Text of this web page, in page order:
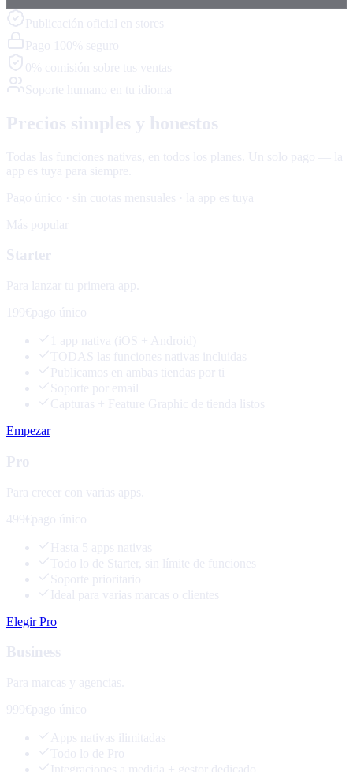
Publicación oficial en stores
Pago 100% seguro
0% comisión sobre tus ventas
Soporte humano en tu idioma
Precios simples y honestos
Todas las funciones nativas, en todos los planes. Un solo pago — la
app es tuya para siempre.
Pago único · sin cuotas mensuales · la app es tuya
Más popular
Starter
Para lanzar tu primera app.
199€
pago único
1 app nativa (iOS + Android)
TODAS las funciones nativas incluidas
Publicamos en ambas tiendas por ti
Soporte por email
Capturas + Feature Graphic de tienda listos
Empezar
Pro
Para crecer con varias apps.
499€
pago único
Hasta 5 apps nativas
Todo lo de Starter, sin límite de funciones
Soporte prioritario
Ideal para varias marcas o clientes
Elegir Pro
Business
Para marcas y agencias.
999€
pago único
Apps nativas ilimitadas
Todo lo de Pro
Integraciones a medida + gestor dedicado